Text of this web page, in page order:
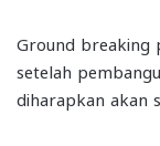
Ground breaking
setelah
diharapkan akan